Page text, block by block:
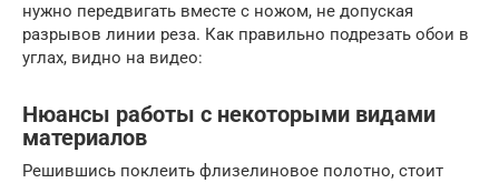
нужно передвигать вместе с ножом, не допуская
разрывов линии реза. Как правильно подрезать обои в
углах, видно на видео:
Нюансы работы с некоторыми видами
материалов
Решившись поклеить флизелиновое полотно, стоит